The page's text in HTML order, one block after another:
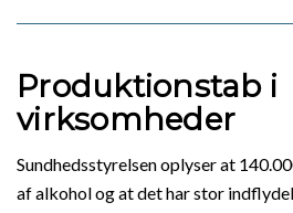
Produktionstab i
virksomheder
Sundhedsstyrelsen oplyser at
af alkohol og at det har stor